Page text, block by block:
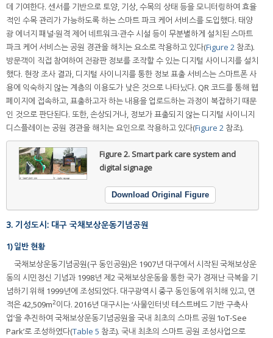
데 기여한다. 센서를 기반으로 토양, 기상, 수목의 상태 등을 모니터링하여 효율
적인 수목 관리가 가능하도록 하는 스마트 파크 케어 서비스를 도입했다. 태양
광 에너지 패널·원격 제어 네트워크·관수 시설 등이 무분별하게 설치된 스마트
파크 케어 서비스는 공원 경관을 해치는 요소로 작용하고 있다(Figure 2 참조).
방문객이 직접 참여하여 전광판 정보를 조작할 수 있는 디지털 사이니지를 설치
했다. 현장 조사 결과, 디지털 사이니지를 통한 정보 표출 서비스는 스마트폰 사
용에 익숙하지 않는 계층의 이용도가 낮은 것으로 나타났다. QR 코드를 통해 웹
페이지에 접속하고, 표출하고자 하는 내용을 업로드하는 과정이 복잡하기 때문
인 것으로 판단된다. 또한, 손상되거나, 정보가 표출되지 않는 디지털 사이니지
디스플레이는 공원 경관을 해치는 요인으로 작용하고 있다(Figure 2 참조).
Figure 2.Smart park care system and
digital signage
Download Original Figure
3. 기성도시: 대구 국채보상운동기념공원
1) 일반 현황
국채보상운동기념공원(구 동인공원)은 1907년 대구에서 시작된 국채보상운
동의 시민정신 기념과 1998년 제2 국채보상운동을 통한 국가 경재난 극복을 기
념하기 위해 1999년에 조성되었다. 대구광역시 중구 동인동에 위치해 있고, 면
적은 42,509m2이다. 2016년 대구시는 ‘사물인터넷 테스트베드 기반 구축사
업’을 추진하여 국채보상운동기념공원을 국내 최초의 스마트 공원 ‘IoT-See
Park’로 조성하였다(Table 5 참조). 국내 최초의 스마트 공원 조성사업으로